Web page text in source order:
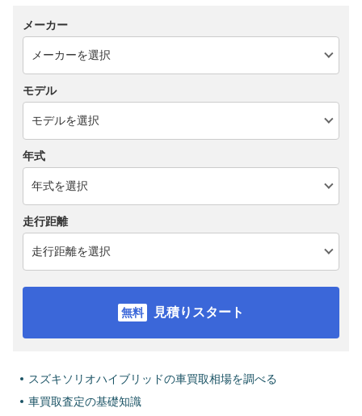
メーカー
モデル
年式
走行距離
見積りスタート
スズキソリオハイブリッドの車買取相場を調べる
車買取査定の基礎知識